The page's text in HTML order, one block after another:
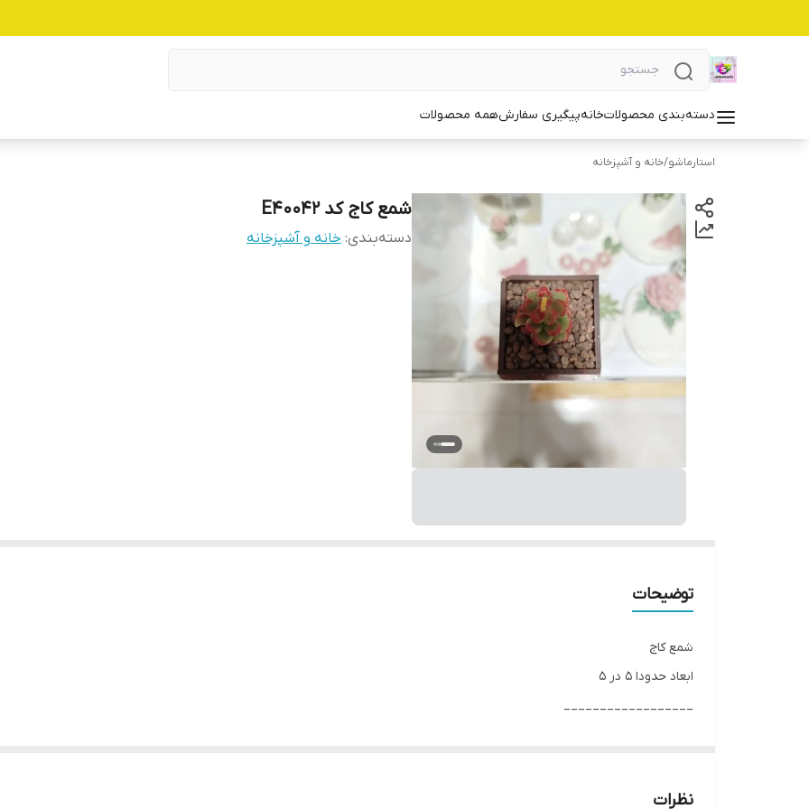
دسته‌بندی محصولاتخانهپیگیری سفارشهمه محصولات
استارماشو/خانه و آشپزخانه
شمع کاج کد E40042
دسته‌بندی: خانه و آشپزخانه
توضیحات
شمع کاج
ابعاد حدودا 5 در 5
__________________
● کافیست در اینترنت و فضای مجازی نامِ
نظرات